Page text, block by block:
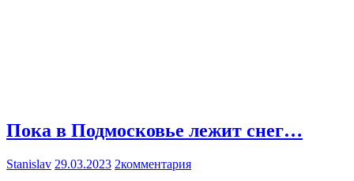
Пока в Подмосковье лежит снег…
Stanislav 29.03.2023 2комментария